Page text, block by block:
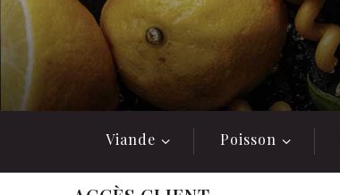
Viande Poisson